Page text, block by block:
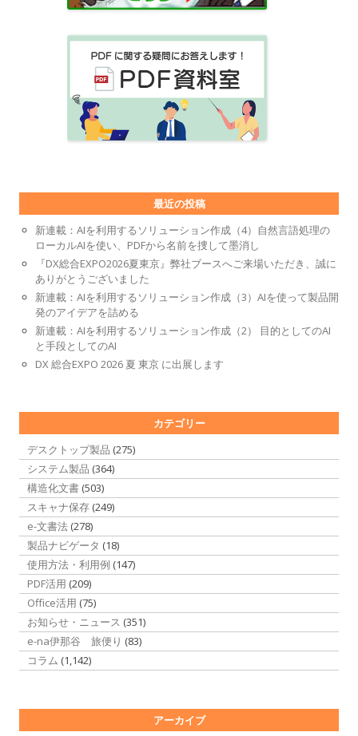
最近の投稿
新連載：AIを利用するソリューション作成（4）自然言語処理の
ローカルAIを使い、PDFから名前を捜して墨消し
『DX総合EXPO2026夏東京』弊社ブースへご来場いただき、誠に
ありがとうございました
新連載：AIを利用するソリューション作成（3）AIを使って製品開
発のアイデアを詰める
新連載：AIを利用するソリューション作成（2） 目的としてのAI
と手段としてのAI
DX 総合EXPO 2026 夏 東京 に出展します
カテゴリー
デスクトップ製品 (275)
システム製品 (364)
構造化文書 (503)
スキャナ保存 (249)
e-文書法 (278)
製品ナビゲータ (18)
使用方法・利用例 (147)
PDF活用 (209)
Office活用 (75)
お知らせ・ニュース (351)
e-na伊那谷 旅便り (83)
コラム (1,142)
アーカイブ